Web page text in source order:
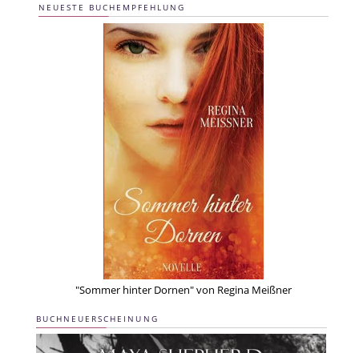
NEUESTE BUCHEMPFEHLUNG
"Sommer hinter Dornen" von Regina Meißner
BUCHNEUERSCHEINUNG